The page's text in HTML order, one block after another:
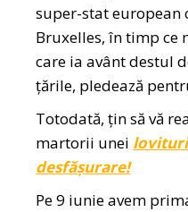
super-stat european
Bruxelles, în timp ce
care ia avânt destul
țările, pledează
Totodată, țin să vă
martorii unei lovituri
desfășurare!
Pe 9 iunie avem